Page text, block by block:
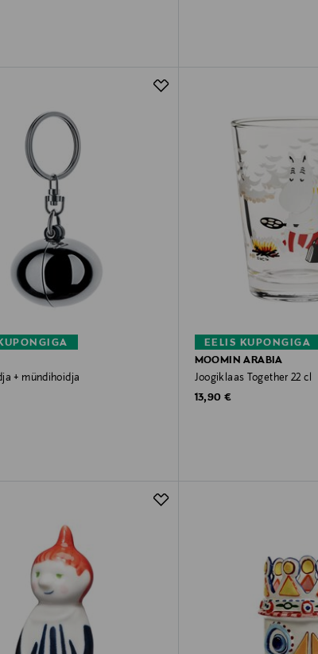
+ mündihoidja
EELIS KUPONGIGA
MOOMIN ARABIA
Joogiklaas Together 22 cl
Original Price
13,90 €